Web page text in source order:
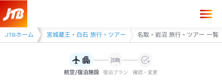
JTBホーム
行・ツアー 宮城蔵王・白石 旅行・ツアー 名取・岩沼 旅行・ツアー 一覧
航空/宿泊施設 宿泊プラン 確認・変更